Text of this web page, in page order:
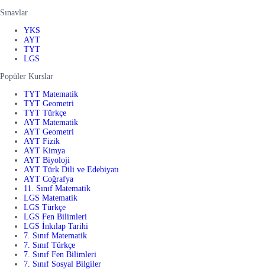
Sınavlar
YKS
AYT
TYT
LGS
Popüler Kurslar
TYT Matematik
TYT Geometri
TYT Türkçe
AYT Matematik
AYT Geometri
AYT Fizik
AYT Kimya
AYT Biyoloji
AYT Türk Dili ve Edebiyatı
AYT Coğrafya
11. Sınıf Matematik
LGS Matematik
LGS Türkçe
LGS Fen Bilimleri
LGS İnkılap Tarihi
7. Sınıf Matematik
7. Sınıf Türkçe
7. Sınıf Fen Bilimleri
7. Sınıf Sosyal Bilgiler